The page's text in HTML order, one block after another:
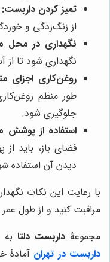
تمیز کردن داربست:
از زنگ‌زدگی و
نگهداری در محل
نگهداری شود تا
روغن‌کاری اجزای
طور منظم
جلوگیری شود.
استفاده از پوشش
فضای باز، باید
دیدن آن استفاده
با رعایت این نکات
مراقبت کنید و از طول
مجموعۀ داربست دلتا
داربست در تهران آمادۀ